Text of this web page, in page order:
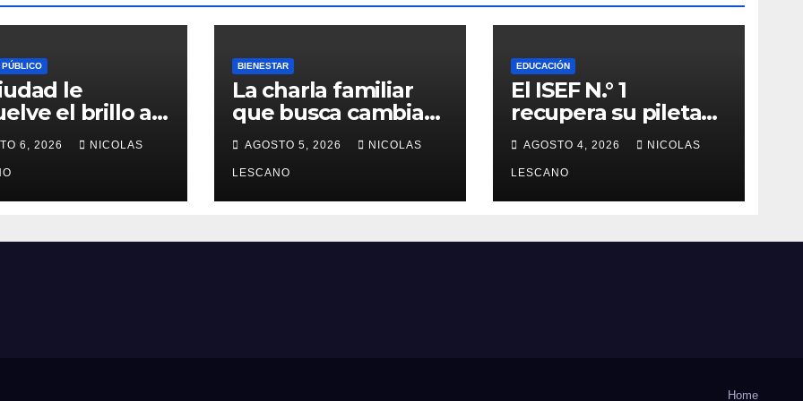
le
el brillo a
del
en Plaza
6, 2026 NICOLAS
BIENESTAR
La charla familiar
que busca cambiar
la forma en que
educamos a
nuestros hijos sobre
el dinero
AGOSTO 5, 2026 NICOLAS
LESCANO
EDUCACIÓN
El ISEF N.° 1
recupera su pileta
después de años: la
obra ya supera el
50% y cambia la
formación de miles
AGOSTO 4, 2026 NICOLAS
LESCANO
Home